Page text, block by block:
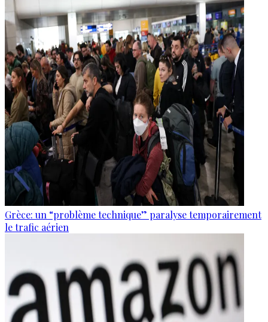
Grèce: un “problème technique” paralyse temporairement
le trafic aérien